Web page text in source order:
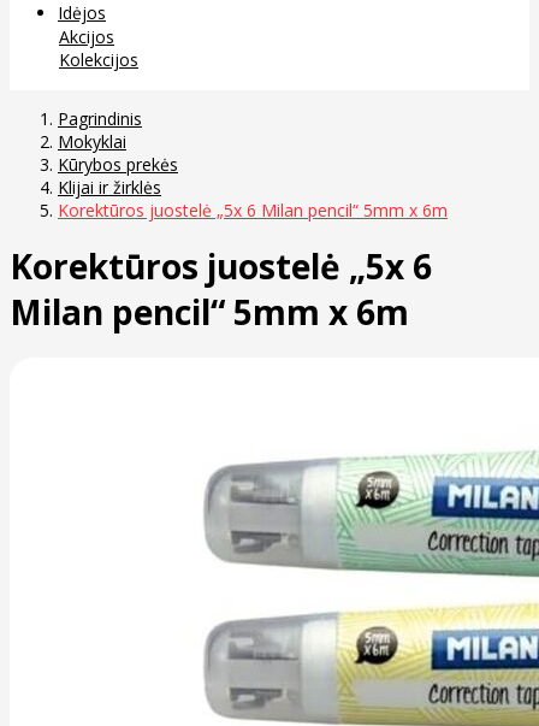
Idėjos
Akcijos
Kolekcijos
Pagrindinis
Mokyklai
Kūrybos prekės
Klijai ir žirklės
Korektūros juostelė „5x 6 Milan pencil“ 5mm x 6m
Korektūros juostelė „5x 6
Milan pencil“ 5mm x 6m